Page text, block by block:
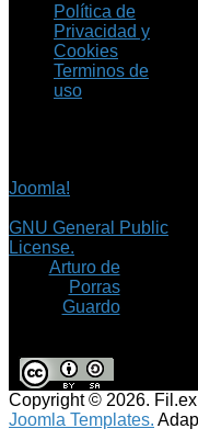
Política de
Privacidad y
Cookies
Terminos de
uso
Joomla!
GNU General Public
License.
Arturo de
Porras
Guardo
Copyright © 2026.
Joomla Templates.